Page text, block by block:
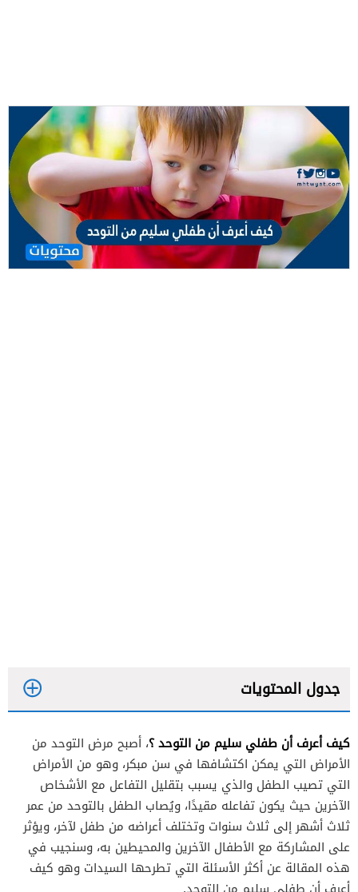
جدول المحتويات
الطفل في عمر السنة
الطفل في عمر السنتين
الطفل في عمر الثلاث سنوات
أعراض التوحد لدى الأطفال الصغار
كيف أعرف أن طفلي سليم من التوحد ؟، أصبح مرض التوحد من
الأمراض التي يمكن اكتشافها في سن مبكر، وهو من الأمراض
التي تصيب الطفل والذي يسبب بتقليل التفاعل مع الأشخاص
الآخرين حيث يكون تفاعله مقيدًا، ويُصاب الطفل بالتوحد من عمر
ثلاث أشهر إلى ثلاث سنوات وتختلف أعراضه من طفل لآخر، ويؤثر
على المشاركة مع الأطفال الآخرين والمحيطين به، وسنجيب في
هذه المقالة عن أكثر الأسئلة التي تطرحها السيدات وهو كيف